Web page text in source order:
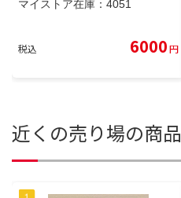
マイストア在庫： 4051
税込 6000円
近くの売り場の商品